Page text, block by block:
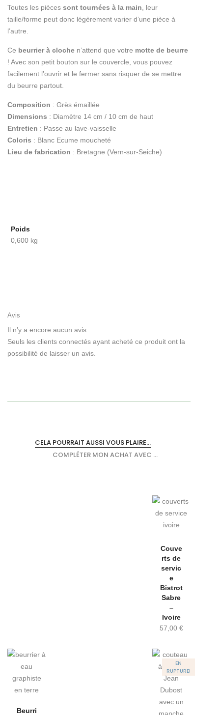
Toutes les pièces sont tournées à la main , leur
taille/forme peut donc légèrement varier d’une pièce à
l’autre.
Ce beurrier à cloche n’attend que votre motte de beurre
! Avec son petit bouton sur le couvercle, vous pouvez
facilement l’ouvrir et le fermer sans risquer de se mettre
du beurre partout.
Composition : Grès émaillée
Dimensions : Diamètre 14 cm / 10 cm de haut
Entretien : Passe au lave-vaisselle
Coloris : Blanc Ecume moucheté
Lieu de fabrication : Bretagne (Vern-sur-Seiche)
Poids
0,600 kg
Avis
Il n’y a encore aucun avis
Seuls les clients connectés ayant acheté ce produit ont la
possibilité de laisser un avis.
CELA POURRAIT AUSSI VOUS PLAIRE...
COMPLÉTER MON ACHAT AVEC ...
Couve
rts de
servic
e
Bistrot
Sabre
–
Ivoire
57,00 €
Beurri
EN
RUPTURE!